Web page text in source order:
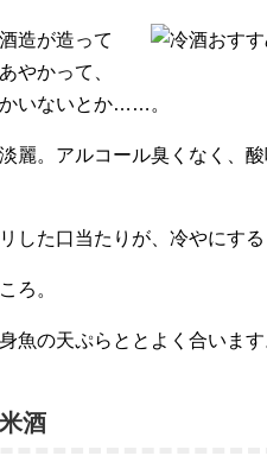
造が造って
やかって、
いないとか……。
麗。アルコール臭くなく、
した口当たりが、冷やにす
ろ。
魚の天ぷらととよく合いま
酒